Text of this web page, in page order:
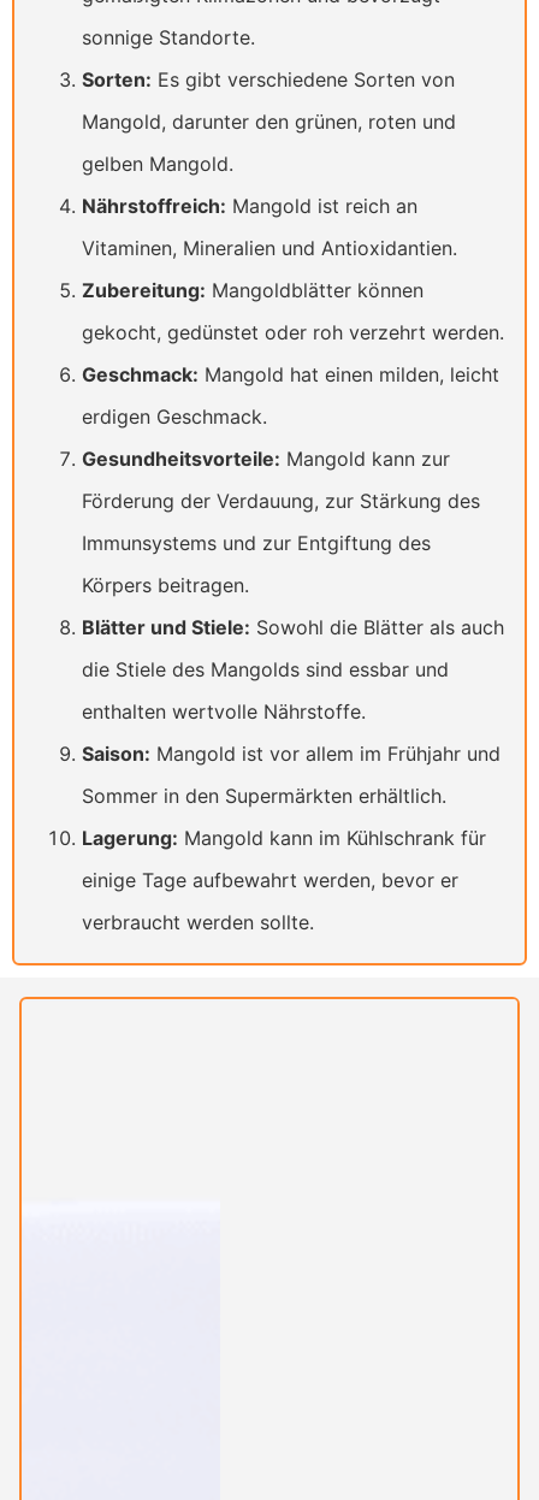
sonnige Standorte.
Sorten: Es gibt verschiedene Sorten von
Mangold, darunter den grünen, roten und
gelben Mangold.
Nährstoffreich: Mangold ist reich an
Vitaminen, Mineralien und Antioxidantien.
Zubereitung: Mangoldblätter können
gekocht, gedünstet oder roh verzehrt werden.
Geschmack: Mangold hat einen milden, leicht
erdigen Geschmack.
Gesundheitsvorteile: Mangold kann zur
Förderung der Verdauung, zur Stärkung des
Immunsystems und zur Entgiftung des
Körpers beitragen.
Blätter und Stiele: Sowohl die Blätter als auch
die Stiele des Mangolds sind essbar und
enthalten wertvolle Nährstoffe.
Saison: Mangold ist vor allem im Frühjahr und
Sommer in den Supermärkten erhältlich.
Lagerung: Mangold kann im Kühlschrank für
einige Tage aufbewahrt werden, bevor er
verbraucht werden sollte.